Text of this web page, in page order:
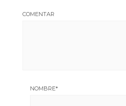
COMENTAR
NOMBRE*